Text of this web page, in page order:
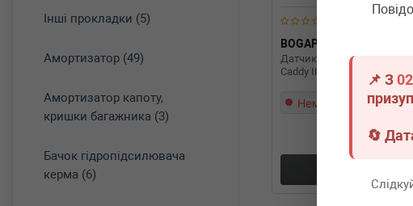
📌 З
🔄
Інші прокладки (5)
Амортизатор (49)
Амортизатор капоту,
кришки багажника (3)
Бачок гідропідсилювача
керма (6)
BOGAP
Датчик температури
Caddy III/T5 03-10
Немає в наявності